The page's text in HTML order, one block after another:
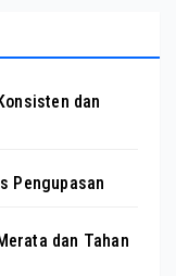
dan
Pengupasan
dan Tahan